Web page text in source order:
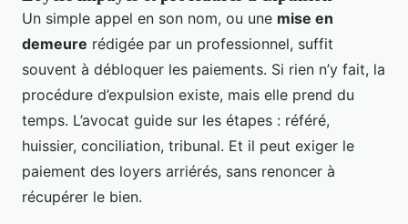
Un simple appel en son nom, ou une mise en
demeure rédigée par un professionnel, suffit
souvent à débloquer les paiements. Si rien n’y fait, la
procédure d’expulsion existe, mais elle prend du
temps. L’avocat guide sur les étapes : référé,
huissier, conciliation, tribunal. Et il peut exiger le
paiement des loyers arriérés, sans renoncer à
récupérer le bien.